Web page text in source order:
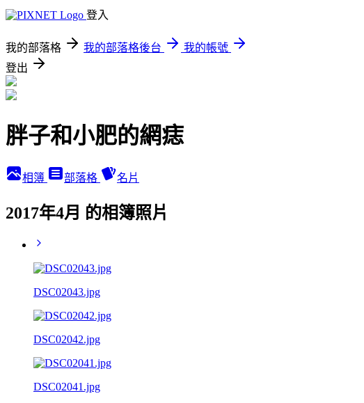
登入
我的部落格 我的部落格後台
我的帳號
登出
胖子和小肥的網痣
相簿 部落格 名片
2017年4月 的相簿照片
DSC02043.jpg
DSC02042.jpg
DSC02041.jpg